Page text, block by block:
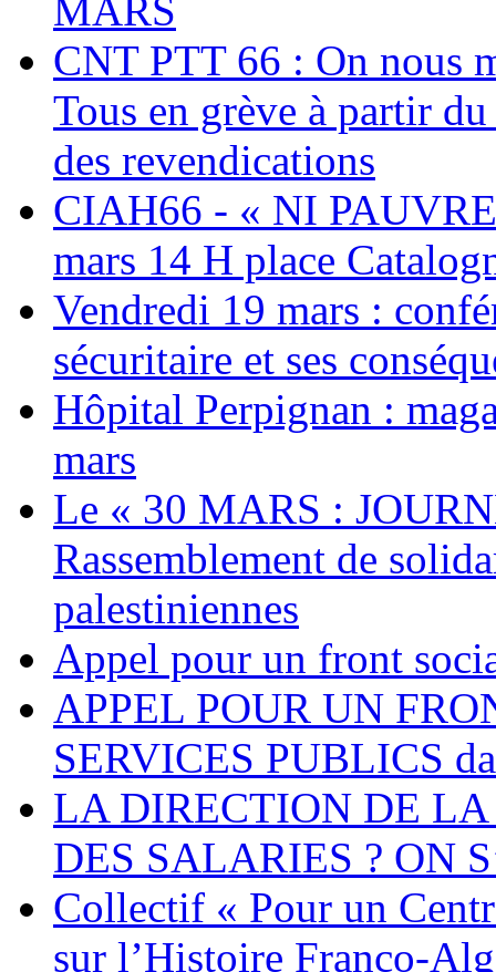
MARS
CNT PTT 66 : On nous
Tous en grève à partir
des revendications
CIAH66 - « NI
mars 14 H place
Vendredi 19 mars :
sécuritaire et ses
Hôpital Perpignan :
mars
Le « 30 MARS :
Rassemblement de
palestiniennes
Appel pour un front
APPEL POUR UN
SERVICES PUBLICS
LA DIRECTION DE
DES SALARIES ? ON
Collectif « Pour un
sur l’Histoire Franco-